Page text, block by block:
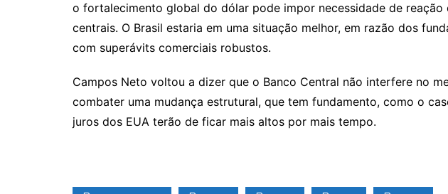
o fortalecimento global do dólar pode impor necessidade de reação
centrais. O Brasil estaria em uma situação melhor, em razão dos
com superávits comerciais robustos.
Campos Neto voltou a dizer que o Banco Central não interfere no
combater uma mudança estrutural, que tem fundamento, como o
juros dos EUA terão de ficar mais altos por mais tempo.